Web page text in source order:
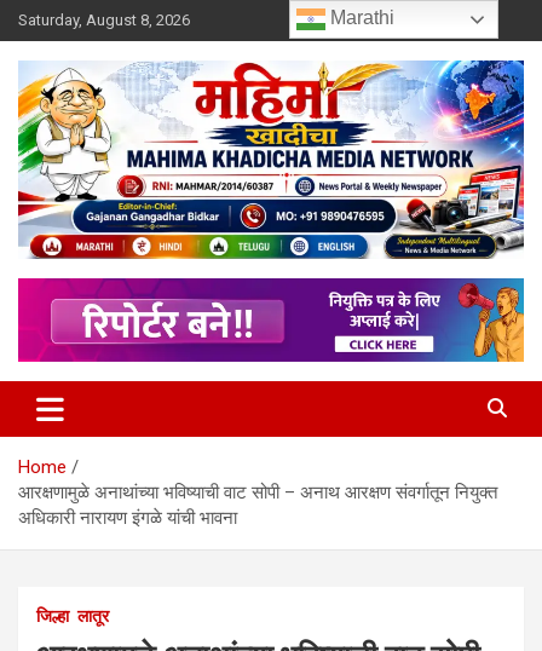
Skip
to
content
Saturday, August 8, 2026
Mahimakhadicha
Home
आरक्षणामुळे अनाथांच्या भविष्याची वाट सोपी – अनाथ आरक्षण संवर्गातून नियुक्त
अधिकारी नारायण इंगळे यांची भावना
जिल्हा लातूर
Marathi